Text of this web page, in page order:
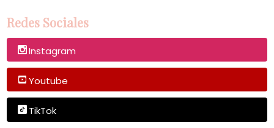
Redes Sociales
Instagram
Youtube
TikTok